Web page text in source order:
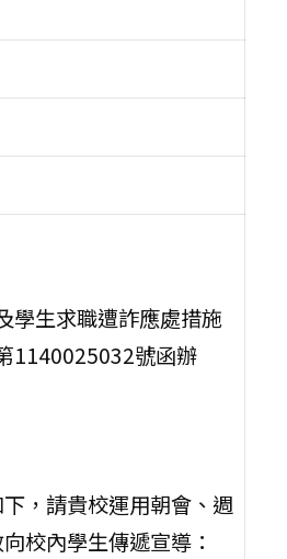
學生求職遭詐應處措施
1140025032號函辦
，請貴校運用朝會、週
校內學生傳遞宣導：